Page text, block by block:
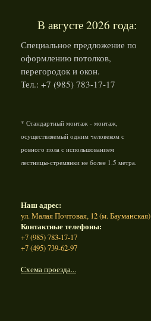
В августе 2026 года:
Специальное предложение по
оформлению потолков,
перегородок и окон.
Тел.: +7 (985) 783-17-17
* Стандартный монтаж - монтаж,
осуществляемый одним человеком с
ровного пола с испольшованием
лестницы-стремянки не более 1.5 метра.
Наш адрес:
ул. Малая Почтовая, 12 (м. Бауманская)
Контактные телефоны:
+7 (985) 783-17-17
+7 (495) 739-62-97
Схема проезда...